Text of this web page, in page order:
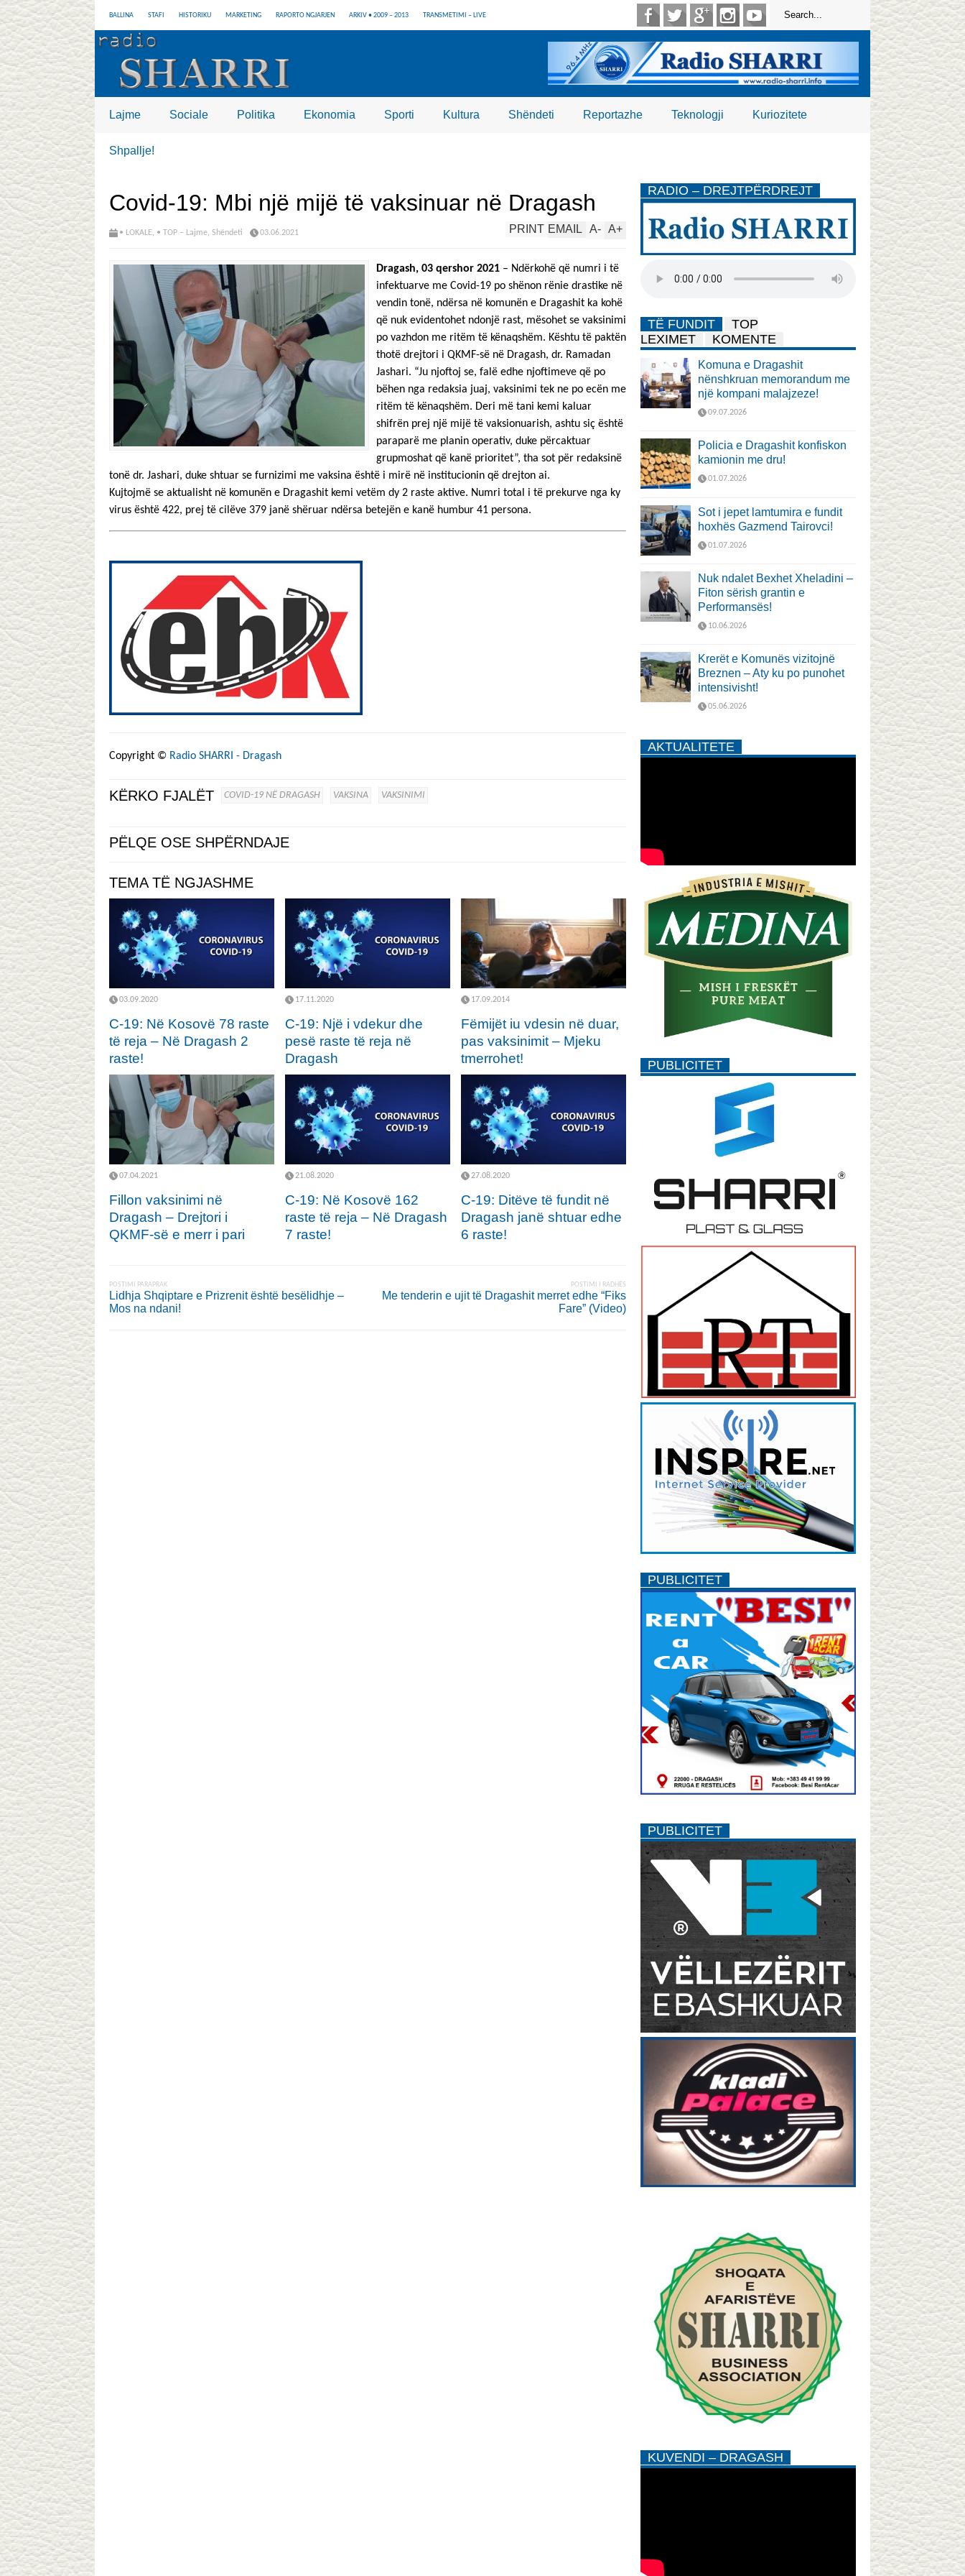
BALLINA STAFI HISTORIKU MARKETING RAPORTO NGJARJEN ARKIV • 2009 – 2013 TRANSMETIMI – LIVE
Lajme Sociale Politika Ekonomia Sporti Kultura Shëndeti Reportazhe Teknologji Kuriozitete
Shpallje!
Covid-19: Mbi një mijë të vaksinuar në Dragash
• LOKALE, • TOP – Lajme, Shëndeti 03.06.2021 A+
A-
EMAIL
PRINT
Dragash, 03 qershor 2021 – Ndërkohë që numri i të
infektuarve me Covid-19 po shënon rënie drastike në
vendin tonë, ndërsa në komunën e Dragashit ka kohë
që nuk evidentohet ndonjë rast, mësohet se vaksinimi
po vazhdon me ritëm të kënaqshëm. Kështu të paktën
thotë drejtori i QKMF-së në Dragash, dr. Ramadan
Jashari. “Ju njoftoj se, falë edhe njoftimeve që po
bëhen nga redaksia juaj, vaksinimi tek ne po ecën me
ritëm të kënaqshëm. Deri më tani kemi kaluar
shifrën prej një mijë të vaksionuarish, ashtu siç është
paraparë me planin operativ, duke përcaktuar
grupmoshat që kanë prioritet”, tha sot për redaksinë
tonë dr. Jashari, duke shtuar se furnizimi me vaksina është i mirë në institucionin që drejton ai.
Kujtojmë se aktualisht në komunën e Dragashit kemi vetëm dy 2 raste aktive. Numri total i të prekurve nga ky
virus është 422, prej të cilëve 379 janë shëruar ndërsa betejën e kanë humbur 41 persona.
Copyright © Radio SHARRI - Dragash
KËRKO FJALËT COVID-19 NË DRAGASH VAKSINA VAKSINIMI
PËLQE OSE SHPËRNDAJE
TEMA TË NGJASHME
03.09.2020
C-19: Në Kosovë 78 raste
të reja – Në Dragash 2
raste!
17.11.2020
C-19: Një i vdekur dhe
pesë raste të reja në
Dragash
17.09.2014
Fëmijët iu vdesin në duar,
pas vaksinimit – Mjeku
tmerrohet!
07.04.2021
Fillon vaksinimi në
Dragash – Drejtori i
QKMF-së e merr i pari
21.08.2020
C-19: Në Kosovë 162
raste të reja – Në Dragash
7 raste!
27.08.2020
C-19: Ditëve të fundit në
Dragash janë shtuar edhe
6 raste!
POSTIMI PARAPRAK
Lidhja Shqiptare e Prizrenit është besëlidhje –
Mos na ndani!
POSTIMI I RADHËS
Me tenderin e ujit të Dragashit merret edhe “Fiks
Fare” (Video)
RADIO – DREJTPËRDREJT
TË FUNDIT
TOP
LEXIMET
KOMENTE
Komuna e Dragashit
nënshkruan memorandum me
një kompani malajzeze!
09.07.2026
Policia e Dragashit konfiskon
kamionin me dru!
01.07.2026
Sot i jepet lamtumira e fundit
hoxhës Gazmend Tairovci!
01.07.2026
Nuk ndalet Bexhet Xheladini –
Fiton sërish grantin e
Performansës!
10.06.2026
Krerët e Komunës vizitojnë
Breznen – Aty ku po punohet
intensivisht!
05.06.2026
AKTUALITETE
PUBLICITET
PUBLICITET
PUBLICITET
KUVENDI – DRAGASH